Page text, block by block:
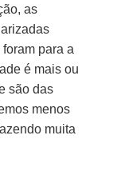
as
para a
é mais ou
são das
menos
muita